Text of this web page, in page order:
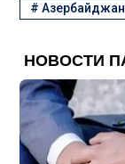
#Азербайджан